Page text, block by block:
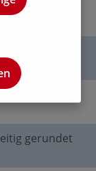
gerundet